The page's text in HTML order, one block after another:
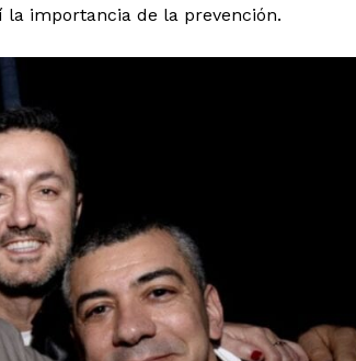
la importancia de la prevención.